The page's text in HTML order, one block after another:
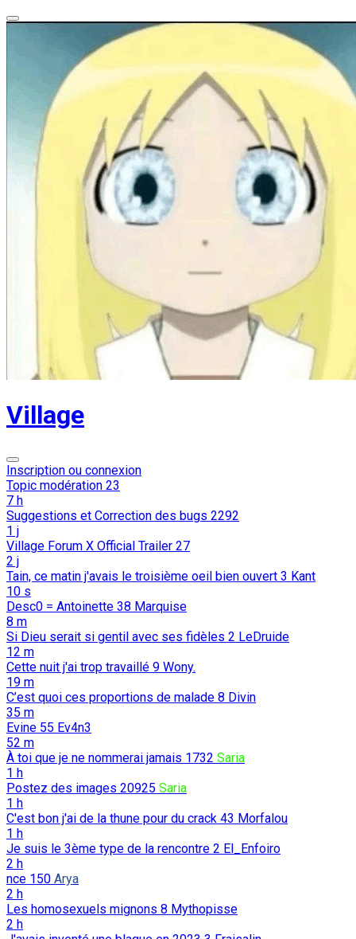
Village
Inscription ou connexion
Topic modération 23
7 h
Suggestions et Correction des bugs 2292
1 j
Village Forum X Official Trailer 27
2 j
Tain, ce matin j'avais le troisième oeil bien ouvert 3 Kant
10 s
Desc0 = Antoinette 38 Marquise
8 m
Si Dieu serait si gentil avec ses fidèles 2 LeDruide
12 m
Cette nuit j'ai trop travaillé 9 Wony.
19 m
C’est quoi ces proportions de malade 8 Divin
35 m
Evine 55 Ev4n3
52 m
À toi que je ne nommerai jamais 1732 Saria
1 h
Postez des images 20925 Saria
1 h
C'est bon j'ai de la thune pour du crack 43 Morfalou
1 h
Je suis le 3ème type de la rencontre 2 El_Enfoiro
2 h
nce 150 Arya
2 h
Les homosexuels mignons 8 Mythopisse
2 h